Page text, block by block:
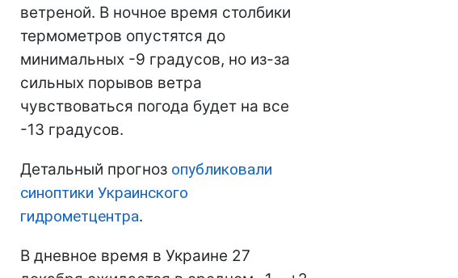
ветреной. В ночное время столбики
термометров опустятся до
минимальных -9 градусов, но из-за
сильных порывов ветра
чувствоваться погода будет на все
-13 градусов.
Детальный прогноз опубликовали
синоптики Украинского
гидрометцентра.
В дневное время в Украине 27